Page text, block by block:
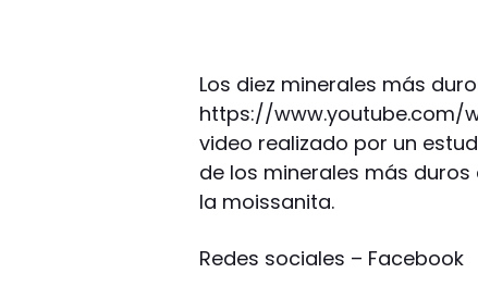
Los diez minerales más
https://www.youtube.com/
video realizado por un
de los minerales más
la moissanita.
Redes sociales – Facebook